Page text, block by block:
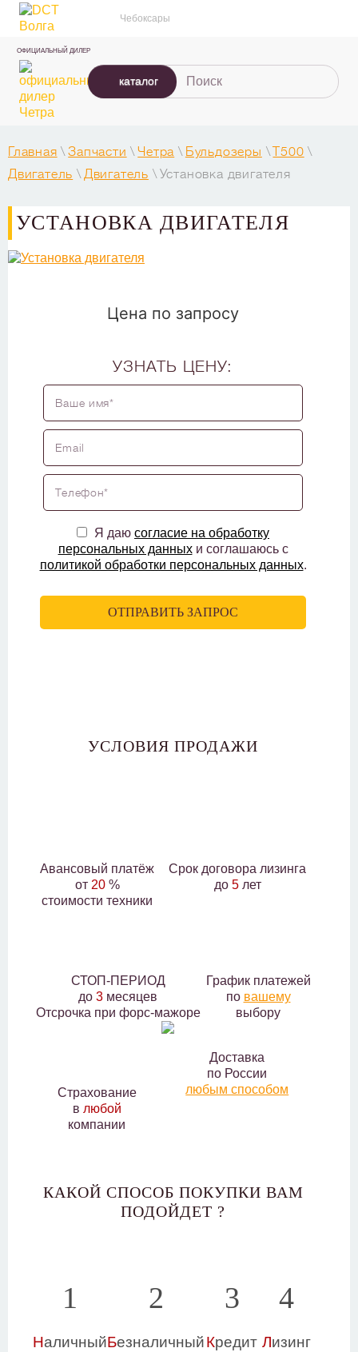
Чебоксары
ОФИЦИАЛЬНЫЙ ДИЛЕР
каталог
Главная \Запчасти \Четра \ Бульдозеры \Т500 \
Двигатель \Двигатель \Установка двигателя
УСТАНОВКА ДВИГАТЕЛЯ
Цена по запросу
УЗНАТЬ ЦЕНУ:
Я даю согласие на обработку
персональных данныхи соглашаюсь с
политикой обработки персональных данных.
УСЛОВИЯ ПРОДАЖИ
Авансовый платёж
от 20%
стоимости техники
Срок договора лизинга
до 5лет
СТОП-ПЕРИОД
до 3 месяцев
Отсрочка при форс-мажоре
График платежей
по вашему
выбору
Страхование
в любой
компании
Доставка
по России
любым способом
КАКОЙ СПОСОБ ПОКУПКИ ВАМ
ПОДОЙДЕТ ?
1
Наличный
2
Безналичный
3
Кредит
4
Лизинг